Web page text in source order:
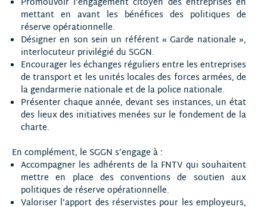
mettant en avant les bénéfices des politiques de
réserve opérationnelle.
Désigner en son sein un référent « Garde nationale »,
interlocuteur privilégié du SGGN.
Encourager les échanges réguliers entre les entreprises
de transport et les unités locales des forces armées, de
la gendarmerie nationale et de la police nationale.
Présenter chaque année, devant ses instances, un état
des lieux des initiatives menées sur le fondement de la
charte.
En complément, le SGGN s’engage à :
Accompagner les adhérents de la FNTV qui souhaitent
mettre en place des conventions de soutien aux
politiques de réserve opérationnelle.
Valoriser l’apport des réservistes pour les employeurs,